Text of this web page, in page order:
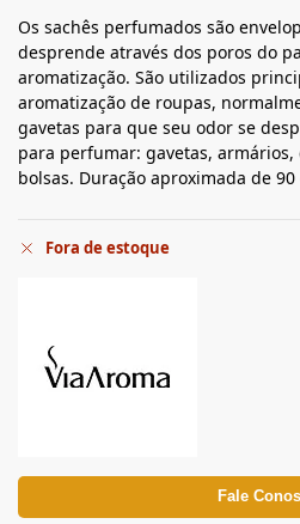
Os sachês perfumados são
desprende através dos poros do
aromatização. São utilizados
aromatização de roupas,
gavetas para que seu odor se
para perfumar: gavetas, armários,
bolsas. Duração aproximada de 90
Fora de estoque
Fale